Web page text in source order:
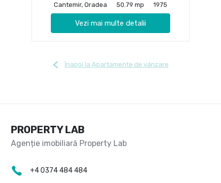
Cantemir, Oradea
50.79 mp 1975
Vezi mai multe detalii
Înapoi la Apartamente de vânzare
PROPERTY LAB
+4 0374 484 484